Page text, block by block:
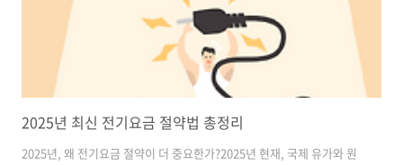
2025년 최신 전기요금 절약법 총정리
2025년, 왜 전기요금 절약이 더 중요한가?2025년 현재, 국제 유가와 원